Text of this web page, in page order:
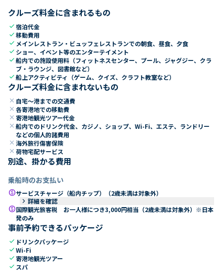
クルーズ料金に含まれるもの
check宿泊代金
check移動費用
check メインレストラン・ビュッフェレストランでの朝食、昼食、夕食
check ショー、イベント等のエンターテイメント
check船内での施設使用料（フィットネスセンター、プール、ジャグジー、クラ
ブ・ラウンジ、図書館など）
check船上アクティビティ（ゲーム、クイズ、クラフト教室など）
クルーズ料金に含まれないもの
close 自宅～港までの交通費
close 各寄港地での移動費
close 寄港地観光ツアー代金
close 船内でのドリンク代金、カジノ、ショップ、Wi-Fi、エステ、ランドリー
などの個人的諸費用
close 海外旅行傷害保険
close 荷物宅配サービス
別途、掛かる費用
乗船時のお支払い
paidサービスチャージ（船内チップ）（2歳未満は対象外）
keyboard_arrow_right 詳細を確認
paid国際観光旅客税 お一人様につき3,000円相当（2歳未満は対象外）※日本
発のみ
事前予約できるパッケージ
check ドリンクパッケージ
checkWi-Fi
check寄港地観光ツアー
check スパ